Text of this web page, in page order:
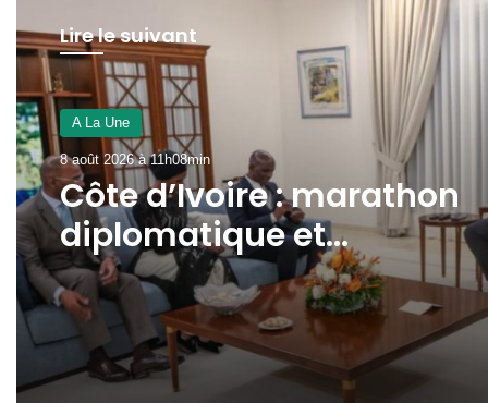
Lire le suivant
Derniers articles
7 août 2026 à 15h16min
Akébé : L’État concrétise
rapprochement des soins
au cœur du 3ᵉ
arrondissement